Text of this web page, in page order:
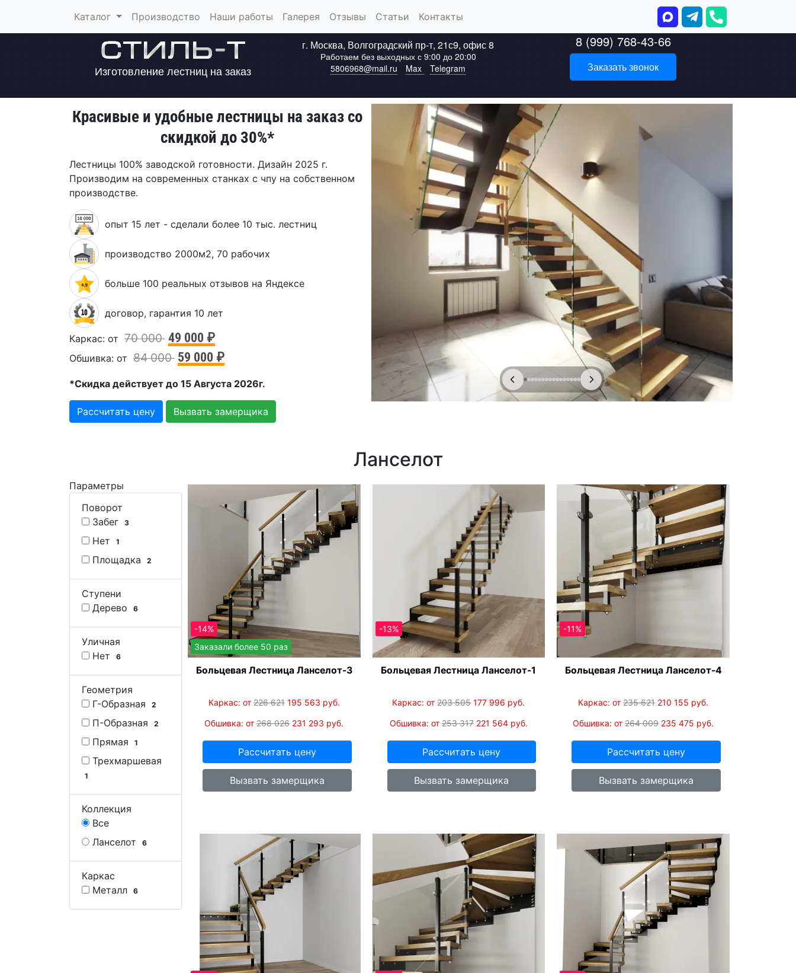
Каталог Производство Наши работы Галерея Отзывы Статьи Контакты
Изготовление лестниц на заказ
г.Москва,Волгоградский пр-т, 21с9, офис 8
Работаем без выходныхс 9:00 до 20:00
5806968@mail.ru
Max Telegram
8 (999) 768-43-66
Заказать звонок
Красивые и удобные лестницы на заказ со
скидкой до 30%*
Лестницы 100% заводской готовности. Дизайн 2025 г.
Производим на современных станках с чпу на собственном
производстве.
опыт 15 лет - сделали более 10 тыс. лестниц
производство 2000м2, 70 рабочих
больше 100 реальных отзывов на Яндексе
договор, гарантия 10 лет
Каркас: от 70 000 49 000 ₽
Обшивка: от 84 000 59 000 ₽
*Скидка действует до 15 Августа 2026г.
Рассчитать цену Вызвать замерщика
Ланселот
Параметры
Поворот
Забег
3
Нет 1
Площадка 2
Ступени
Дерево
6
Уличная
Нет
6
Геометрия
Г-Образная
2
П-Образная 2
Прямая 1
Трехмаршевая
1
Коллекция
Все
Ланселот
6
Каркас
Металл
6
-14%
Заказали более 50 раз
Больцевая Лестница Ланселот-3
Каркас: от 226 621 195 563 руб.
Обшивка: от268 026 231 293 руб.
Рассчитать цену
Вызвать замерщика
-13%
Больцевая Лестница Ланселот-1
Каркас: от203 505 177 996 руб.
Обшивка: от 253 317 221 564руб.
Рассчитать цену
Вызвать замерщика
-11%
Больцевая Лестница Ланселот-4
Каркас: от235 621 210 155 руб.
Обшивка: от264 009 235 475 руб.
Рассчитать цену
Вызвать замерщика